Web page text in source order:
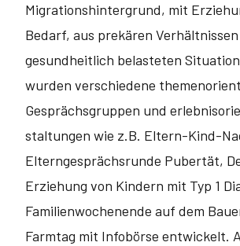
Migrationshintergrund, mit
Bedarf, aus prekären
gesundheitlich belasteten
wurden verschiedene
Gesprächsgruppen und
staltungen wie z.B. Eltern-Kind-
Elterngesprächsrunde Pubertät,
Erziehung von Kindern mit Typ 1
Familienwochenende auf dem
Farmtag mit Infobörse entwickelt.